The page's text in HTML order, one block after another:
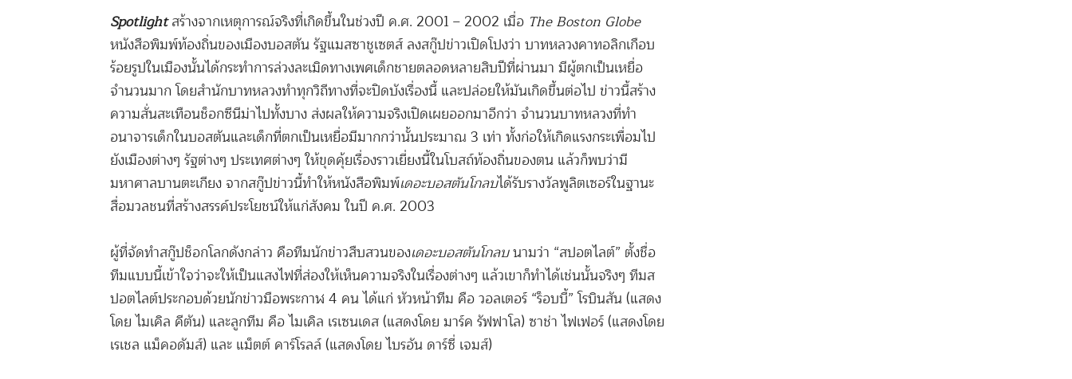
Spotlightสร้างจากเหตุการณ์จริงที่เกิดขึ้นในช่วงปี ค.ศ. 2001 – 2002 เมื่อ The Boston Globe
หนังสือพิมพ์ท้องถิ่นของเมืองบอสตัน รัฐแมสซาชูเซตส์ ลงสกู๊ปข่าวเปิดโปงว่า บาทหลวงคาทอลิกเกือบ
ร้อยรูปในเมืองนั้นได้กระทำการล่วงละเมิดทางเพศเด็กชายตลอดหลายสิบปีที่ผ่านมา มีผู้ตกเป็นเหยื่อ
จำนวนมาก โดยสำนักบาทหลวงทำทุกวิถีทางที่จะปิดบังเรื่องนี้ และปล่อยให้มันเกิดขึ้นต่อไป ข่าวนี้สร้าง
ความสั่นสะเทือนช็อกซีนีม่าไปทั้งบาง ส่งผลให้ความจริงเปิดเผยออกมาอีกว่า จำนวนบาทหลวงที่ทำ
อนาจารเด็กในบอสตันและเด็กที่ตกเป็นเหยื่อมีมากกว่านั้นประมาณ 3 เท่า ทั้งก่อให้เกิดแรงกระเพื่อมไป
ยังเมืองต่างๆ รัฐต่างๆ ประเทศต่างๆ ให้ขุดคุ้ยเรื่องราวเยี่ยงนี้ในโบสถ์ท้องถิ่นของตน แล้วก็พบว่ามี
มหาศาลบานตะเกียง จากสกู๊ปข่าวนี้ทำให้หนังสือพิมพ์เดอะบอสตันโกลบได้รับรางวัลพูลิตเซอร์ในฐานะ
สื่อมวลชนที่สร้างสรรค์ประโยชน์ให้แก่สังคม ในปี ค.ศ. 2003
ผู้ที่จัดทำสกู๊ปช็อกโลกดังกล่าว คือทีมนักข่าวสืบสวนของเดอะบอสตันโกลบนามว่า “สปอตไลต์” ตั้งชื่อ
ทีมแบบนี้เข้าใจว่าจะให้เป็นแสงไฟที่ส่องให้เห็นความจริงในเรื่องต่างๆ แล้วเขาก็ทำได้เช่นนั้นจริงๆ ทีมส
ปอตไลต์ประกอบด้วยนักข่าวมือพระกาฬ 4 คน ได้แก่ หัวหน้าทีม คือ วอลเตอร์ “ร็อบบี้” โรบินสัน (แสดง
โดย ไมเคิล คีตัน) และลูกทีม คือ ไมเคิล เรเซนเดส (แสดงโดย มาร์ค รัฟฟาโล) ซาช่า ไฟเฟอร์ (แสดงโดย
เรเชล แม็คอดัมส์) และ แม็ตต์ คาร์โรลล์ (แสดงโดย ไบรอัน ดาร์ซี่ เจมส์)